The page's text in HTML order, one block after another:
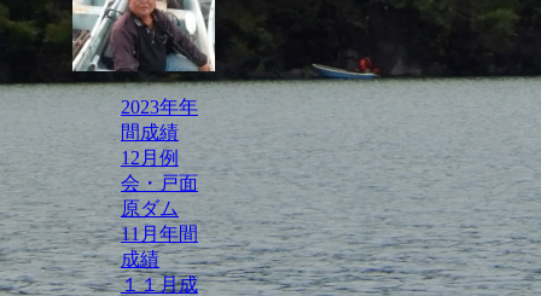
2023年年
間成績
12月例
会・戸面
原ダム
11月年間
成績
１１月成